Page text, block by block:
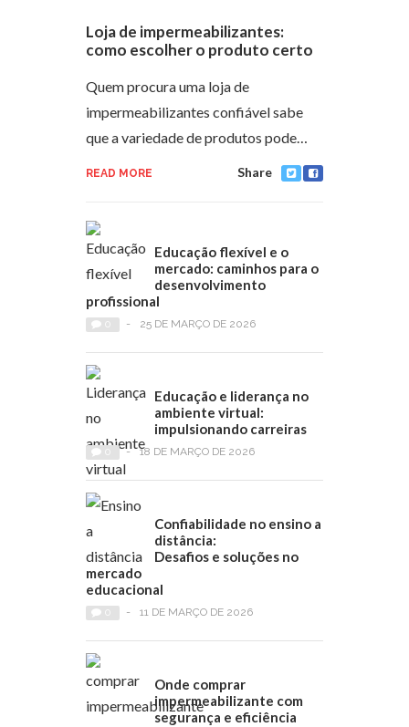
Loja de impermeabilizantes:
como escolher o produto certo
Quem procura uma loja de
impermeabilizantes confiável sabe
que a variedade de produtos pode…
READ MORE Share
Educação flexível e o
mercado: caminhos para o
desenvolvimento
profissional
- 25 DE MARÇO DE 2026
Educação e liderança no
ambiente virtual:
impulsionando carreiras
- 18 DE MARÇO DE 2026
Confiabilidade no ensino a
distância:
Desafios e soluções no
mercado
educacional
- 11 DE MARÇO DE 2026
Onde comprar
impermeabilizante com
segurança e eficiência